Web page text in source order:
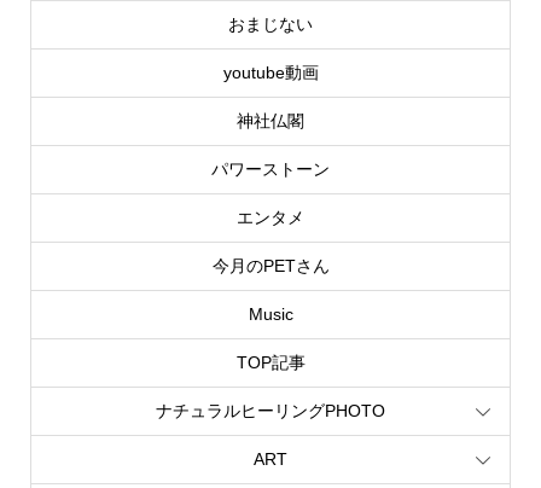
おまじない
youtube動画
神社仏閣
パワーストーン
エンタメ
今月のPETさん
Music
TOP記事
ナチュラルヒーリングPHOTO
ART